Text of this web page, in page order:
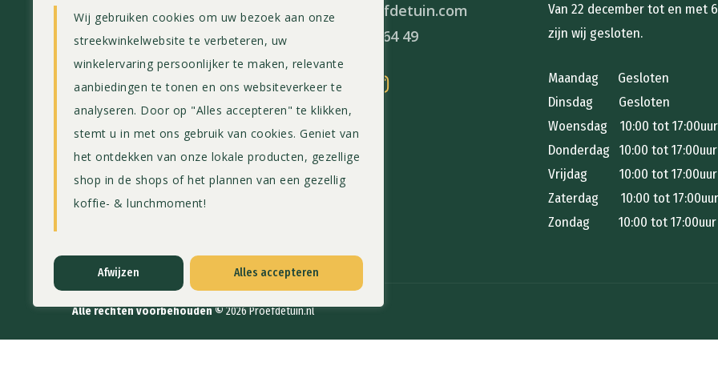
Wij gebruiken cookies om uw bezoek aan onze
streekwinkelwebsite te verbeteren, uw
winkelervaring persoonlijker te maken, relevante
aanbiedingen te tonen en ons websiteverkeer te
analyseren. Door op "Alles accepteren" te klikken,
stemt u in met ons gebruik van cookies. Geniet van
het ontdekken van onze lokale producten, gezellige
shop in de shops of het plannen van een gezellig
koffie- & lunchmoment!
Afwijzen Alles accepteren
Proef de Tuin
Streekwinkel & Theeschenkerij
Rijneveld 153
2771 XV Boskoop
info@proefdetuin.com
06 – 23 05 64 49
Van 22 december tot en met
zijn wij gesloten.
Maandag Gesloten
Dinsdag Gesloten
Woensdag 10:00 tot 17:00uur
Donderdag 10:00 tot 17:00uur
Vrijdag 10:00 tot 17:00uur
Zaterdag 10:00 tot 17:00uur
Zondag 10:00 tot 17:00uur
Alle rechten voorbehouden ©2026Proefdetuin.nl